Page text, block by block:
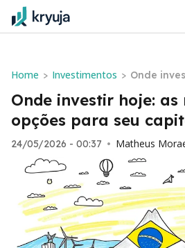
Home > Investimentos > Onde
pções
Onde investir hoje: as
opções para seu
24/05/2026 - 00:37 • Matheus